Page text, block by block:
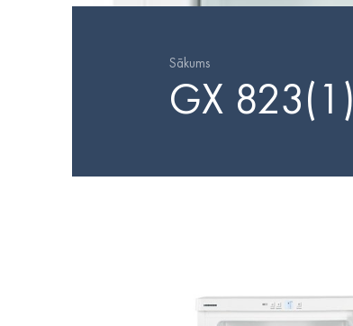
Sākums
GX 823(1)